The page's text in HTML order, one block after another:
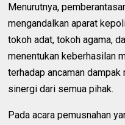
Menurutnya,
mengandalkan aparat
tokoh adat, tokoh agama,
menentukan keberhasilan
terhadap ancaman
sinergi dari semua pihak.
Pada acara pemusnahan